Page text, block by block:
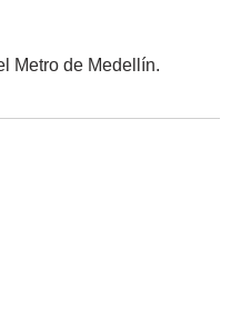
Metro de Medellín.